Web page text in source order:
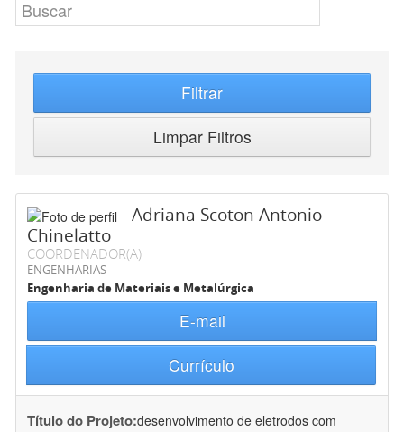
Filtrar
Limpar Filtros
Adriana Scoton Antonio
Chinelatto
COORDENADOR(A)
ENGENHARIAS
Engenharia de Materiais e Metalúrgica
E-mail
Currículo
Título do Projeto:desenvolvimento de eletrodos com